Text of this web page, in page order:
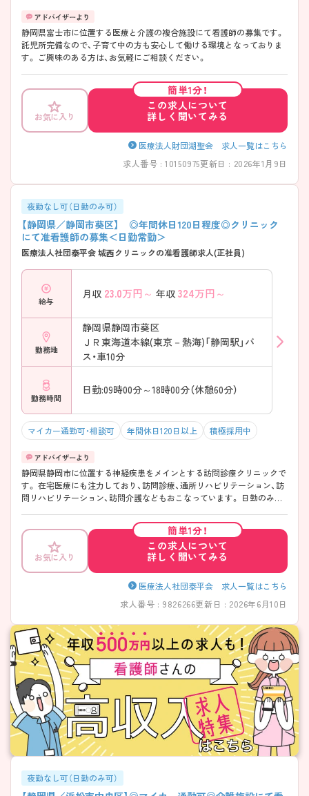
静岡県富士市に位置する医療と介護の複合施設にて看護師の募集です。
託児所完備なので、子育て中の方も安心して働ける環境となっておりま
す。 ご興味のある方は、お気軽にご相談ください。
お気に入り
簡単1分！
この求人について
詳しく聞いてみる
医療法人財団湖聖会 求人一覧はこちら
求人番号 : 10150975更新日 : 2026年1月9日
夜勤なし可（日勤のみ可）
【静岡県／静岡市葵区】 ◎年間休日120日程度◎クリニック
にて准看護師の募集＜日勤常勤＞
医療法人社団泰平会 城西クリニックの准看護師求人(正社員)
給与
月収 23.0万円～ 年収 324万円～
勤務地
静岡県静岡市葵区
ＪＲ東海道本線(東京－熱海)「静岡駅」バ
ス・車10分
勤務時間
日勤:09時00分～18時00分（休憩60分）
マイカー通勤可・相談可 年間休日120日以上 積極採用中
静岡県静岡市に位置する神経疾患をメインとする訪問診療クリニックで
す。 在宅医療にも注力しており、訪問診療、通所リハビリテーション、訪
問リハビリテーション、訪問介護などもおこなっています。 日勤のみの
を実践し、外来から在宅医療まで幅広くトータルな経験や知識を身につ
けることができます。興味のある方は是非ご応募ください。
お気に入り
簡単1分！
この求人について
詳しく聞いてみる
医療法人社団泰平会 求人一覧はこちら
求人番号 : 9826266更新日 : 2026年6月10日
夜勤なし可（日勤のみ可）